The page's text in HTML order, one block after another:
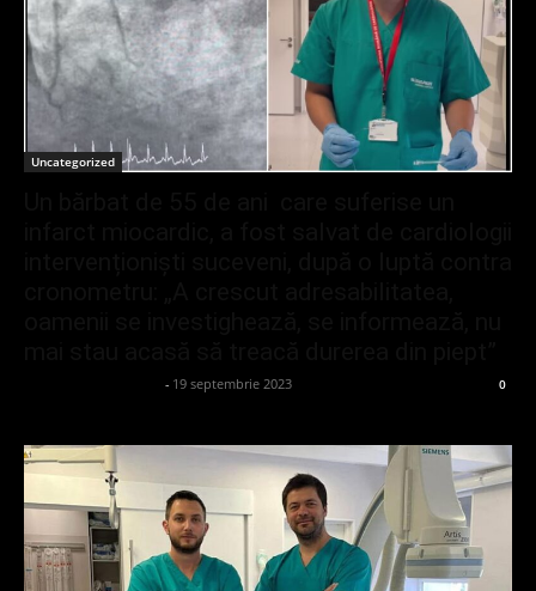
Uncategorized
- 19 septembrie 2023 0